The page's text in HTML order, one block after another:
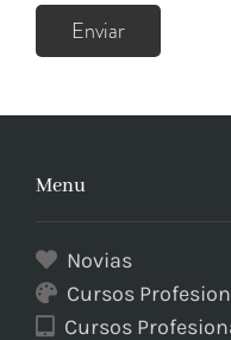
Menu
Novias
Cursos
Cursos